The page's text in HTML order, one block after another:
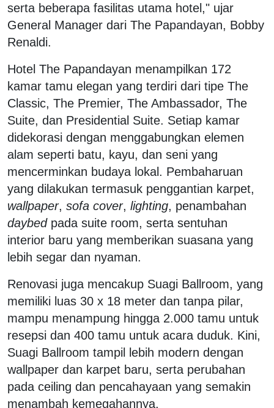
serta beberapa fasilitas utama hotel," ujar
General Manager dari The Papandayan, Bobby
Renaldi.
Hotel The Papandayan menampilkan 172
kamar tamu elegan yang terdiri dari tipe The
Classic, The Premier, The Ambassador, The
Suite, dan Presidential Suite. Setiap kamar
didekorasi dengan menggabungkan elemen
alam seperti batu, kayu, dan seni yang
mencerminkan budaya lokal. Pembaharuan
yang dilakukan termasuk penggantian karpet,
wallpaper, sofa cover, lighting, penambahan
daybedpada suite room, serta sentuhan
interior baru yang memberikan suasana yang
lebih segar dan nyaman.
Renovasi juga mencakup Suagi Ballroom, yang
memiliki luas 30 x 18 meter dan tanpa pilar,
mampu menampung hingga 2.000 tamu untuk
resepsi dan 400 tamu untuk acara duduk. Kini,
Suagi Ballroom tampil lebih modern dengan
wallpaper dan karpet baru, serta perubahan
pada ceiling dan pencahayaan yang semakin
menambah kemegahannya.